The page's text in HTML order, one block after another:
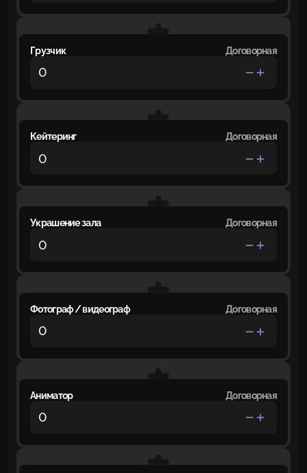
Грузчик Договорная
Кейтеринг Договорная
Украшение зала Договорная
Фотограф / видеограф Договорная
Аниматор Договорная